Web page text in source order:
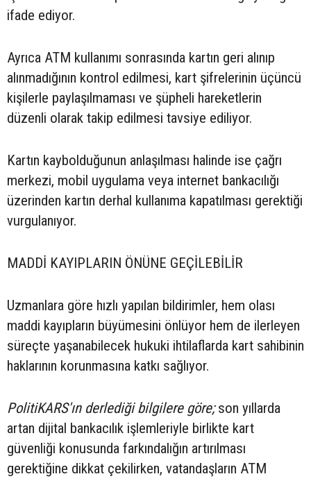
ifade ediyor.
Ayrıca ATM kullanımı sonrasında kartın geri alınıp
alınmadığının kontrol edilmesi, kart şifrelerinin üçüncü
kişilerle paylaşılmaması ve şüpheli hareketlerin
düzenli olarak takip edilmesi tavsiye ediliyor.
Kartın kaybolduğunun anlaşılması halinde ise çağrı
merkezi, mobil uygulama veya internet bankacılığı
üzerinden kartın derhal kullanıma kapatılması gerektiği
vurgulanıyor.
MADDİ KAYIPLARIN ÖNÜNE GEÇİLEBİLİR
Uzmanlara göre hızlı yapılan bildirimler, hem olası
maddi kayıpların büyümesini önlüyor hem de ilerleyen
süreçte yaşanabilecek hukuki ihtilaflarda kart sahibinin
haklarının korunmasına katkı sağlıyor.
PolitiKARS'ın derlediği bilgilere göre;son yıllarda
artan dijital bankacılık işlemleriyle birlikte kart
güvenliği konusunda farkındalığın artırılması
gerektiğine dikkat çekilirken, vatandaşların ATM